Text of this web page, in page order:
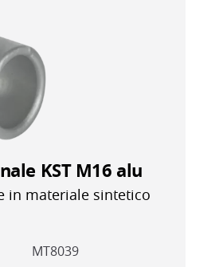
KST M16 alu
in materiale sintetico
MT8039